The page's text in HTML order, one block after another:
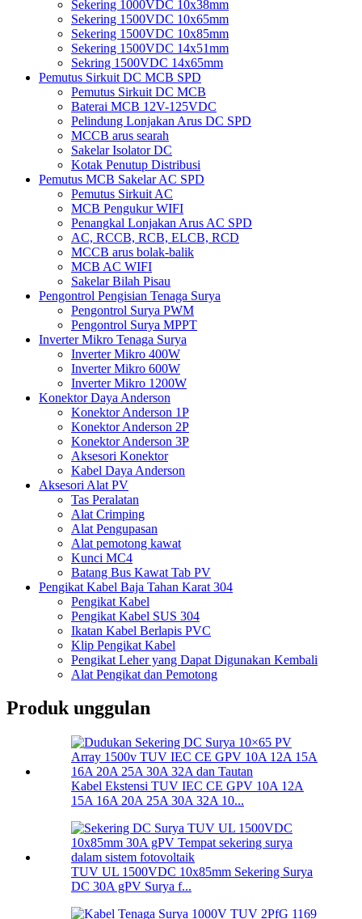
Sekering 1000VDC 10x38mm
Sekering 1500VDC 10x65mm
Sekering 1500VDC 10x85mm
Sekering 1500VDC 14x51mm
Sekring 1500VDC 14x65mm
Pemutus Sirkuit DC MCB SPD
Pemutus Sirkuit DC MCB
Baterai MCB 12V-125VDC
Pelindung Lonjakan Arus DC SPD
MCCB arus searah
Sakelar Isolator DC
Kotak Penutup Distribusi
Pemutus MCB Sakelar AC SPD
Pemutus Sirkuit AC
MCB Pengukur WIFI
Penangkal Lonjakan Arus AC SPD
AC, RCCB, RCB, ELCB, RCD
MCCB arus bolak-balik
MCB AC WIFI
Sakelar Bilah Pisau
Pengontrol Pengisian Tenaga Surya
Pengontrol Surya PWM
Pengontrol Surya MPPT
Inverter Mikro Tenaga Surya
Inverter Mikro 400W
Inverter Mikro 600W
Inverter Mikro 1200W
Konektor Daya Anderson
Konektor Anderson 1P
Konektor Anderson 2P
Konektor Anderson 3P
Aksesori Konektor
Kabel Daya Anderson
Aksesori Alat PV
Tas Peralatan
Alat Crimping
Alat Pengupasan
Alat pemotong kawat
Kunci MC4
Batang Bus Kawat Tab PV
Pengikat Kabel Baja Tahan Karat 304
Pengikat Kabel
Pengikat Kabel SUS 304
Ikatan Kabel Berlapis PVC
Klip Pengikat Kabel
Pengikat Leher yang Dapat Digunakan Kembali
Alat Pengikat dan Pemotong
Produk unggulan
Kabel Ekstensi TUV IEC CE GPV 10A 12A
15A 16A 20A 25A 30A 32A 10...
TUV UL 1500VDC 10x85mm Sekering Surya
DC 30A gPV Surya f...